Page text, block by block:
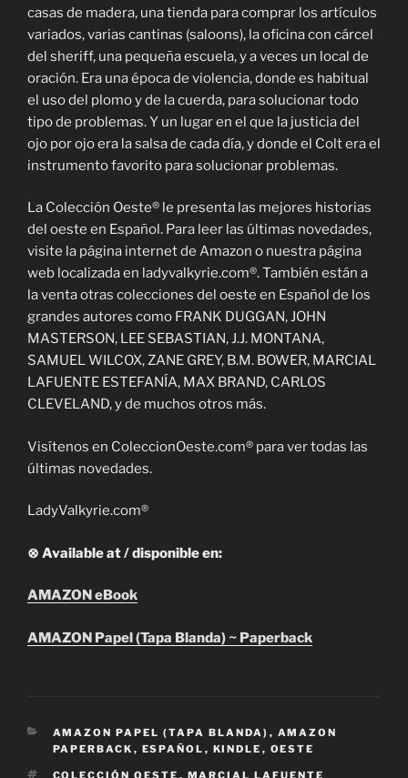
casas de madera, una tienda para comprar los artículos
variados, varias cantinas (saloons), la oficina con cárcel
del sheriff, una pequeña escuela, y a veces un local de
oración. Era una época de violencia, donde es habitual
el uso del plomo y de la cuerda, para solucionar todo
tipo de problemas. Y un lugar en el que la justicia del
ojo por ojo era la salsa de cada día, y donde el Colt era el
instrumento favorito para solucionar problemas.
La Colección Oeste® le presenta las mejores historias
del oeste en Español. Para leer las últimas novedades,
visite la página internet de Amazon o nuestra página
web localizada en ladyvalkyrie.com®. También están a
la venta otras colecciones del oeste en Español de los
grandes autores como FRANK DUGGAN, JOHN
MASTERSON, LEE SEBASTIAN, J.J. MONTANA,
SAMUEL WILCOX, ZANE GREY, B.M. BOWER, MARCIAL
LAFUENTE ESTEFANÍA, MAX BRAND, CARLOS
CLEVELAND, y de muchos otros más.
Visítenos en ColeccionOeste.com® para ver todas las
últimas novedades.
LadyValkyrie.com®
⊗ Available at / disponible en:
AMAZON eBook
AMAZON Papel (Tapa Blanda) ~ Paperback
CATEGORIES
AMAZON PAPEL (TAPA BLANDA) , AMAZON
PAPERBACK , ESPAÑOL , KINDLE , OESTE
TAGS